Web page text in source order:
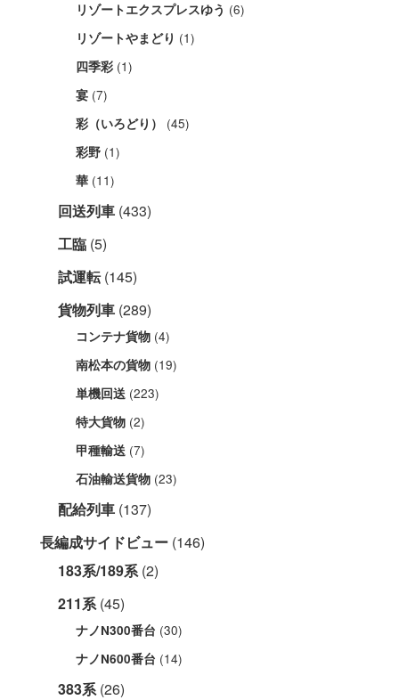
リゾートエクスプレスゆう (6)
リゾートやまどり (1)
四季彩 (1)
宴 (7)
彩（いろどり） (45)
彩野 (1)
華 (11)
回送列車 (433)
工臨 (5)
試運転(145)
貨物列車 (289)
コンテナ貨物 (4)
南松本の貨物 (19)
単機回送 (223)
特大貨物 (2)
甲種輸送 (7)
石油輸送貨物 (23)
配給列車 (137)
長編成サイドビュー (146)
183系/189系 (2)
211系 (45)
ナノN300番台 (30)
ナノN600番台 (14)
383系 (26)